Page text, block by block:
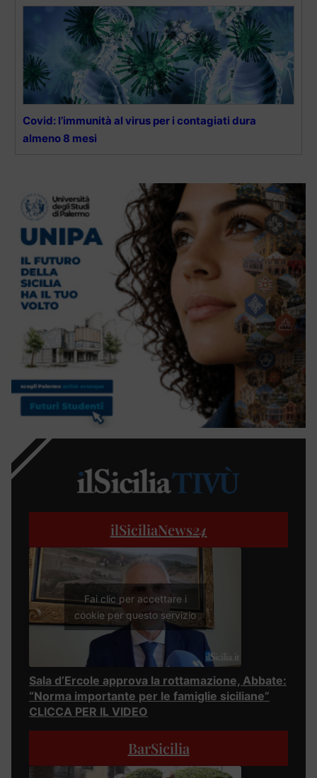
Covid: l’immunità al virus per i contagiati dura
almeno 8 mesi
ilSiciliaNews24
Fai clic per accettare i
cookie per questo servizio
Sala d’Ercole approva la rottamazione, Abbate:
“Norma importante per le famiglie siciliane”
CLICCA PER IL VIDEO
BarSicilia